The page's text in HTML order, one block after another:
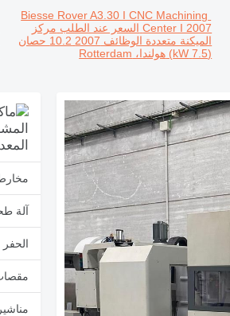
Biesse Rover A3.30 I CNC Machining
Center I 2007 السعر عند الطلب مركز
الميكنة متعددة الوظائف 2007
10.2 حصان
(7.5 kW)
هولندا، Rotterdam
آلة